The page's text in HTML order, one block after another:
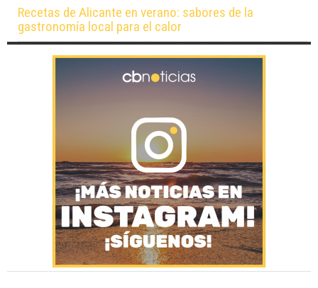
Recetas de Alicante en verano: sabores de la
gastronomía local para el calor